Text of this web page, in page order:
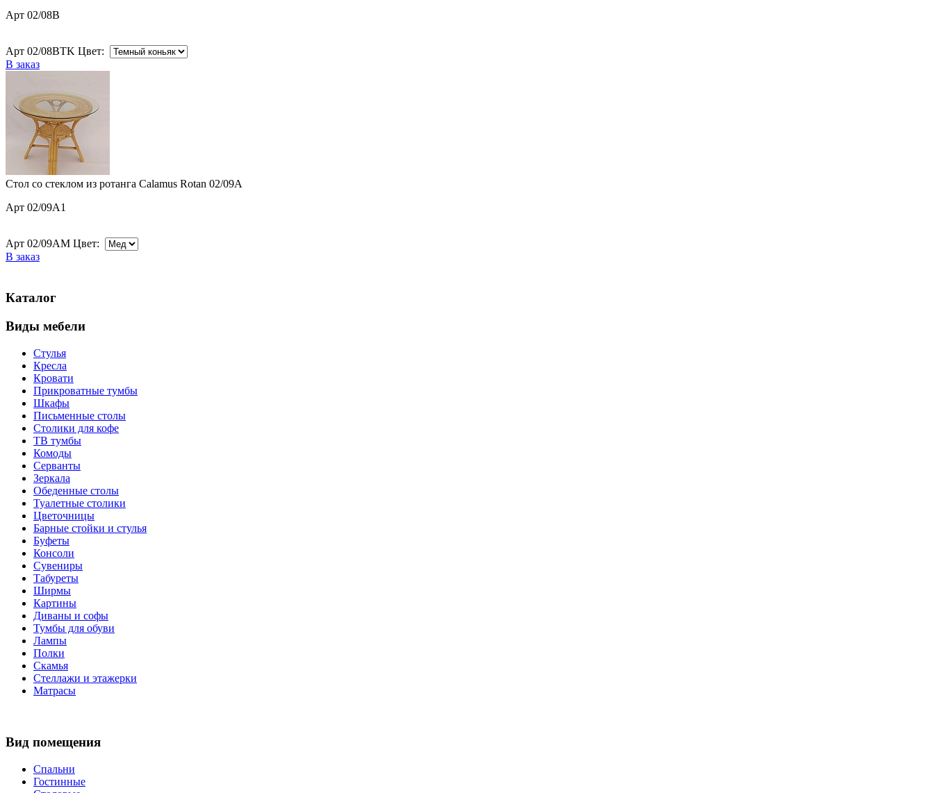
Арт 02/08B
Арт 02/08BTK Цвет:
В заказ
Стол со стеклом из ротанга Calamus Rotan 02/09A
Арт 02/09A1
Арт 02/09AM Цвет:
В заказ
Каталог
Виды мебели
Стулья
Кресла
Кровати
Прикроватные тумбы
Шкафы
Письменные столы
Столики для кофе
ТВ тумбы
Комоды
Серванты
Зеркала
Обеденные столы
Туалетные столики
Цветочницы
Барные стойки и стулья
Буфеты
Консоли
Сувениры
Табуреты
Ширмы
Картины
Диваны и софы
Тумбы для обуви
Лампы
Полки
Скамья
Стеллажи и этажерки
Матрасы
Вид помещения
Спальни
Гостинные